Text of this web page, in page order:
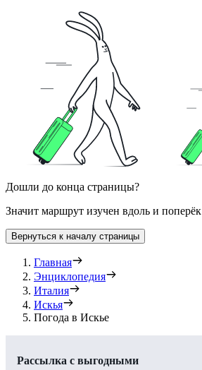
Дошли до конца страницы?
Значит маршрут изучен вдоль и поперёк
Вернуться к началу страницы
Главная
Энциклопедия
Италия
Искья
Погода в Искье
Рассылка с выгодными